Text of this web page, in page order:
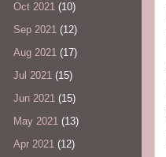
Oct 2021 (10)
Sep 2021 (12)
Aug 2021 (17)
Jul 2021 (15)
Jun 2021 (15)
May 2021 (13)
Apr 2021 (12)